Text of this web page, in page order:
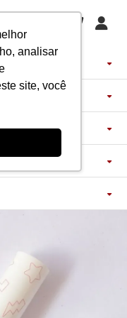
analisar
site, você